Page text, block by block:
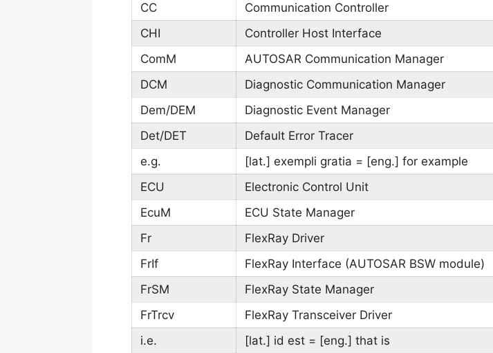
CC
Communication Controller
CHI
Controller Host Interface
ComM
AUTOSAR Communication Manager
DCM
Diagnostic Communication Manager
Dem/DEM
Diagnostic Event Manager
Det/DET
Default Error Tracer
e.g.
[lat.] exempli gratia = [eng.] for example
ECU
Electronic Control Unit
EcuM
ECU State Manager
Fr
FlexRay Driver
FrIf
FlexRay Interface (AUTOSAR BSW module)
FrSM
FlexRay State Manager
FrTrcv
FlexRay Transceiver Driver
i.e.
[lat.] id est = [eng.] that is